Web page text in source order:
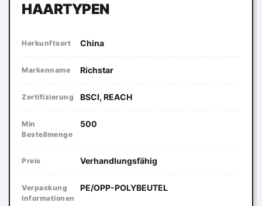
HAARTYPEN
Herkunftsort China
Markenname Richstar
Zertifizierung BSCI, REACH
Min
Bestellmenge
500
Preis Verhandlungsfähig
Verpackung
Informationen
PE/OPP-POLYBEUTEL